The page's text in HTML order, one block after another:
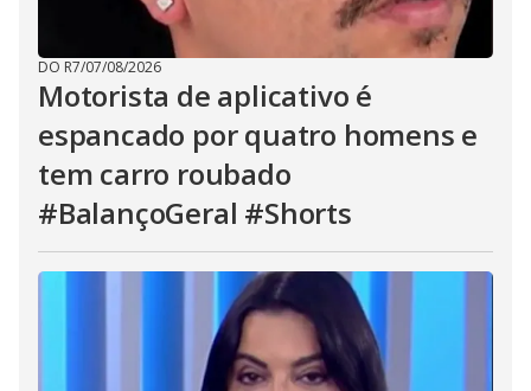
DO R7/07/08/2026
Motorista de aplicativo é
espancado por quatro homens e
tem carro roubado
#BalançoGeral #Shorts